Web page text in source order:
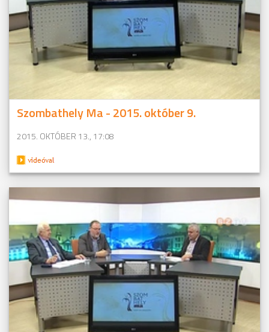
Szombathely Ma - 2015. október 9.
2015. OKTÓBER 13., 17:08